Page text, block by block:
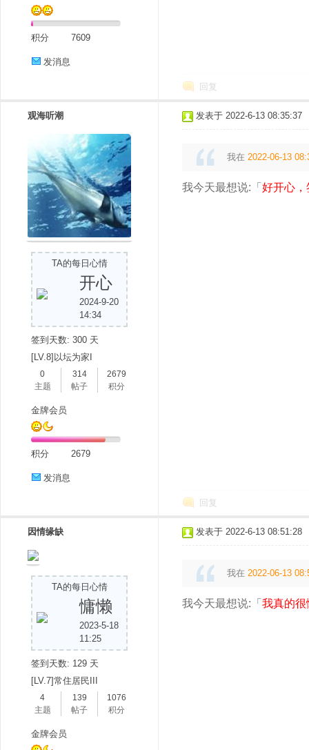
积分 7609
发消息
回复
观海听潮
TA的每日心情
开心
2024-9-20
14:34
签到天数: 300 天
[LV.8]以坛为家I
0
主题
314
帖子
2679
积分
金牌会员
积分 2679
发消息
发表于 2022-6-13 08:35:37
我在 2022-06-13
我今天最想说:「 好开心，
回复
因情缘缺
TA的每日心情
慵懒
2023-5-18
11:25
签到天数: 129 天
[LV.7]常住居民III
4
主题
139
帖子
1076
积分
金牌会员
发表于 2022-6-13 08:51:28
我在 2022-06-13
我今天最想说:「 我真的很